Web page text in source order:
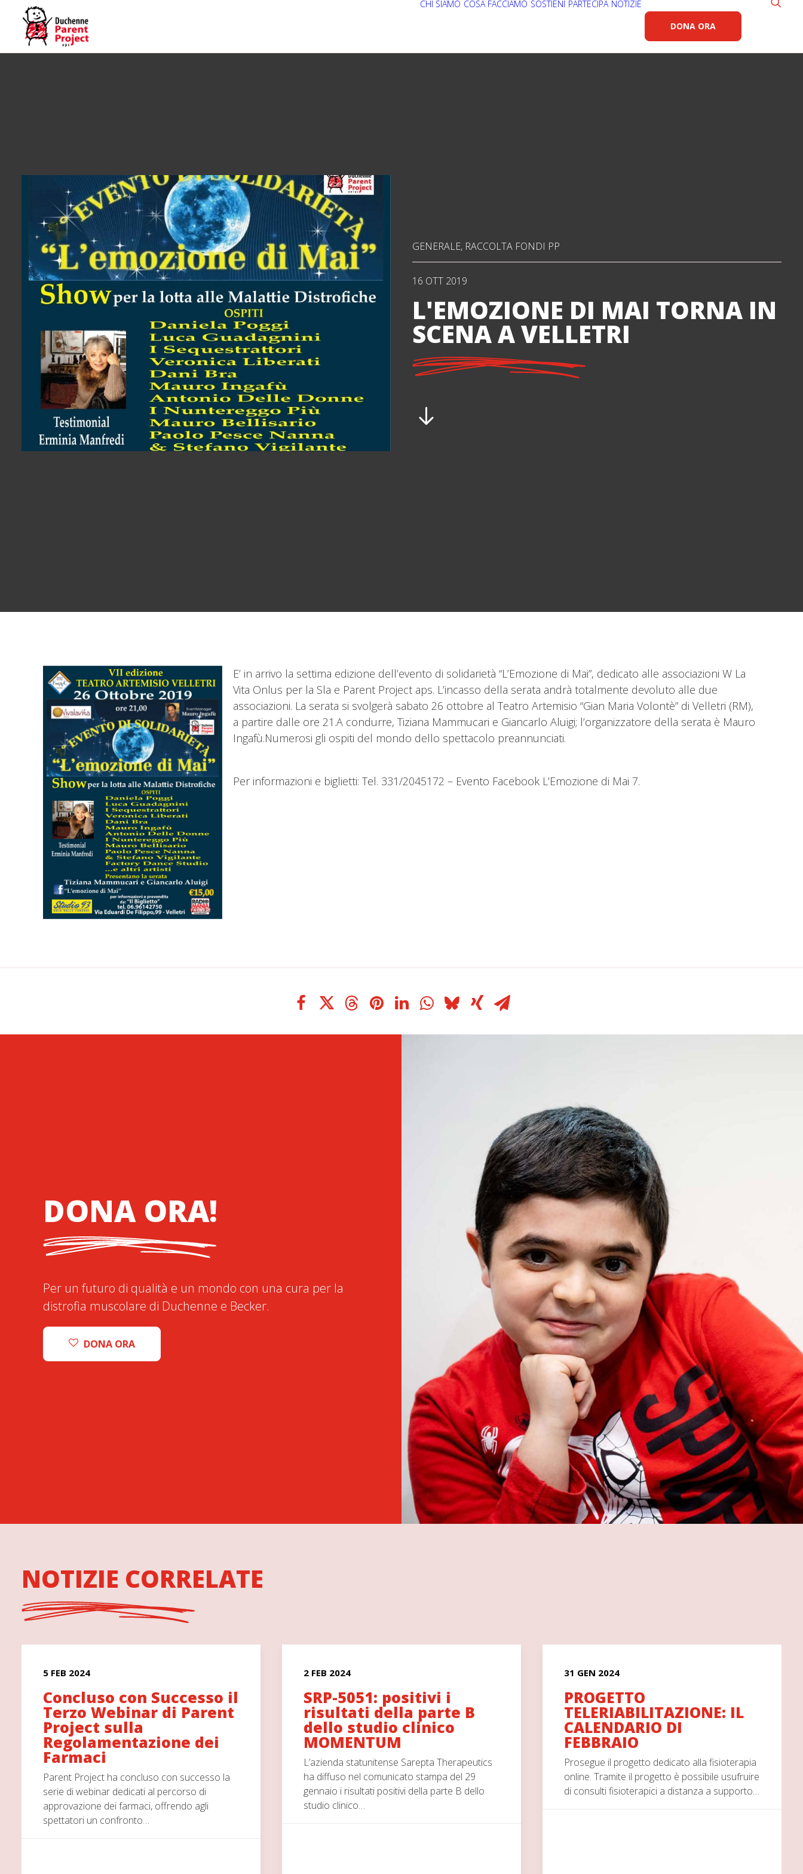
CHI SIAMO COSA FACCIAMO SOSTIENI PARTECIPA NOTIZIE
DONA ORA
GENERALE, RACCOLTA FONDI PP
16 OTT 2019
L'EMOZIONE DI MAI TORNA IN
SCENA A VELLETRI
E’ in arrivo la settima edizione dell’evento di solidarietà “L’Emozione di Mai”, dedicato alle associazioni W La
Vita Onlus per la Sla e Parent Project aps. L’incasso della serata andrà totalmente devoluto alle due
associazioni. La serata si svolgerà sabato 26 ottobre al Teatro Artemisio “Gian Maria Volontè” di Velletri (RM),
a partire dalle ore 21.A condurre, Tiziana Mammucari e Giancarlo Aluigi; l’organizzatore della serata è Mauro
Ingafù.Numerosi gli ospiti del mondo dello spettacolo preannunciati.
Per informazioni e biglietti: Tel. 331/2045172 – Evento Facebook L’Emozione di Mai 7.
DONA ORA!
Per un futuro di qualità e un mondo con una cura per la
distrofia muscolare di Duchenne e Becker.
DONA ORA
NOTIZIE CORRELATE
5 FEB 2024
Concluso con Successo il
Terzo Webinar di Parent
Project sulla
Regolamentazione dei
Farmaci
Parent Project ha concluso con successo la
serie di webinar dedicati al percorso di
approvazione dei farmaci, offrendo agli
spettatori un confronto…
2 FEB 2024
SRP-5051: positivi i
risultati della parte B
dello studio clinico
MOMENTUM
L’azienda statunitense Sarepta Therapeutics
ha diffuso nel comunicato stampa del 29
gennaio i risultati positivi della parte B dello
studio clinico…
31 GEN 2024
PROGETTO
TELERIABILITAZIONE: IL
CALENDARIO DI
FEBBRAIO
Prosegue il progetto dedicato alla fisioterapia
online. Tramite il progetto è possibile usufruire
di consulti fisioterapici a distanza a supporto…